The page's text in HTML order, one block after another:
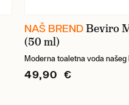
NAŠ BRENDBeviro
(50 ml)
Moderna toaletna voda našeg
49,90 €